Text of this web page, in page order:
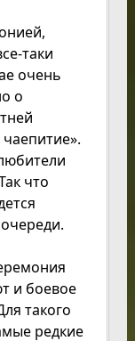
таки
очень
о
что
и боевое
такого
редкие